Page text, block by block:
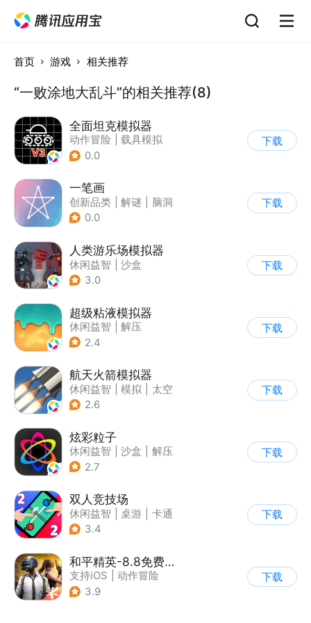
首页 游戏 相关推荐
“一败涂地大乱斗”的相关推荐(8)
全面坦克模拟器
动作冒险
载具模拟
| 坦克
0.0
下载
一笔画
创新品类 解谜
脑洞
| 清新
0.0
下载
人类游乐场模拟器
休闲益智
沙盒
3.0
下载
超级粘液模拟器
休闲益智
解压
2.4
下载
航天火箭模拟器
休闲益智 模拟
太空
| 载具模拟
2.6
下载
炫彩粒子
休闲益智 沙盒
解压
| 治愈
2.7
下载
双人竞技场
休闲益智 桌游
卡通
3.4
下载
和平精英-8.8免费领20连抽
支持iOS
动作冒险
| PvP
3.9
下载